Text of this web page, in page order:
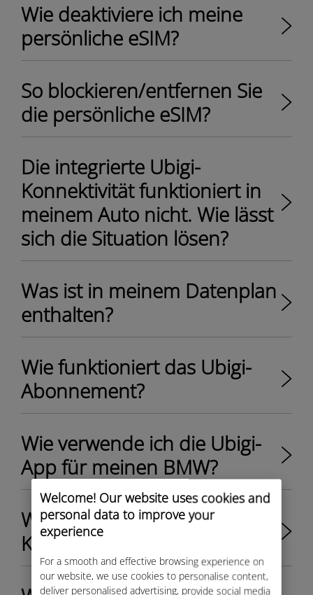
Welcome! Our website uses cookies and
personal data to improve your
experience
For a smooth and effective browsing experience on
our website, we use cookies to personalise content,
deliver personalised advertising, provide social media
Wie deaktiviere ich meine
persönliche eSIM?
So blockieren/entfernen Sie
die persönliche eSIM?
Die integrierte Ubigi-
Konnektivität funktioniert in
meinem Auto nicht. Wie lässt
sich die Situation lösen?
Was ist in meinem Datenplan
enthalten?
Wie funktioniert das Ubigi-
Abonnement?
Wie verwende ich die Ubigi-
App für meinen BMW?
Wie erstelle ich mein Ubigi-
Konto für meinen BMW?